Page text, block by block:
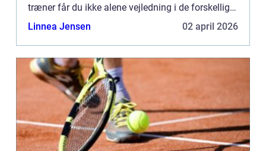
træner får du ikke alene vejledning i de forskellige
øvelser således at du kan udføre eksempelvis
Linnea Jensen 02 april 2026